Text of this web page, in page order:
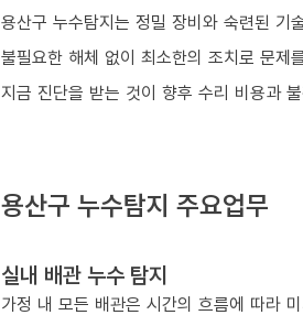
용산구 누수탐지는 정밀 장비와 숙련된 기
불필요한 해체 없이 최소한의 조치로 문제
지금 진단을 받는 것이 향후 수리 비용과
용산구 누수탐지 주요업무
실내 배관 누수 탐지
가정 내 모든 배관은 시간의 흐름에 따라